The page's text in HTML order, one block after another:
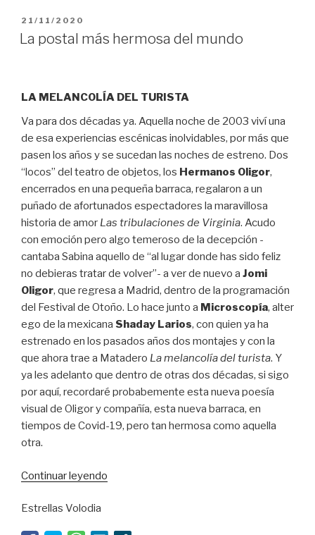
PUBLICADO
EL
21/11/2020
La postal más hermosa del mundo
LA MELANCOLÍA DEL TURISTA
Va para dos décadas ya. Aquella noche de 2003 viví una
de esa experiencias escénicas inolvidables, por más que
pasen los años y se sucedan las noches de estreno. Dos
“locos” del teatro de objetos, los Hermanos Oligor,
encerrados en una pequeña barraca, regalaron a un
puñado de afortunados espectadores la maravillosa
historia de amor Las tribulaciones de Virginia. Acudo
con emoción pero algo temeroso de la decepción -
cantaba Sabina aquello de “al lugar donde has sido feliz
no debieras tratar de volver”- a ver de nuevo a Jomi
Oligor, que regresa a Madrid, dentro de la programación
del Festival de Otoño. Lo hace junto a Microscopía, alter
ego de la mexicana Shaday Larios, con quien ya ha
estrenado en los pasados años dos montajes y con la
que ahora trae a Matadero La melancolía del turista. Y
ya les adelanto que dentro de otras dos décadas, si sigo
por aquí, recordaré probabemente esta nueva poesía
visual de Oligor y compañía, esta nueva barraca, en
tiempos de Covid-19, pero tan hermosa como aquella
otra.
Continuar leyendo
Estrellas Volodia